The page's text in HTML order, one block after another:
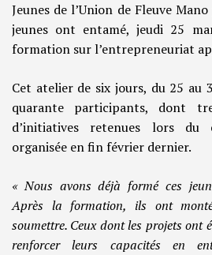
Jeunes de l’Union de Fleuve
jeunes ont entamé, jeudi 25
formation sur l’entrepreneuriat
Cet atelier de six jours, du 25 au
quarante participants, dont
d’initiatives retenues lors du
organisée en fin février dernier.
« Nous avons déjà formé ces
Après la formation, ils ont
soumettre. Ceux dont les projets ont
renforcer leurs capacités en